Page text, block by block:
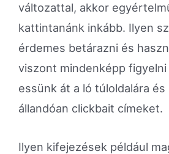
változattal, akkor
kattintanánk inkább. Ilyen
érdemes betárazni és
viszont mindenképp figyelni
essünk át a ló túloldalára és
állandóan clickbait címeket.
Ilyen kifejezések például